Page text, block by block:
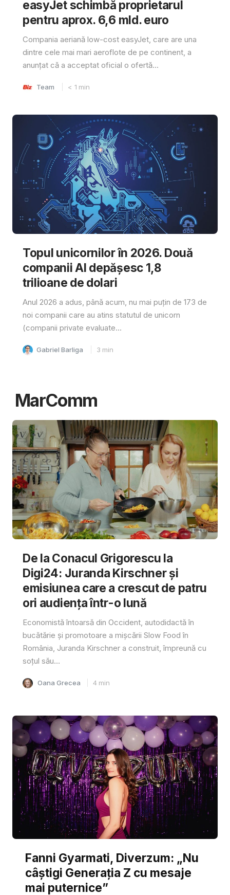
easyJet schimbă proprietarul
pentru aprox. 6,6 mld. euro
Compania aeriană low-cost easyJet, care are una
dintre cele mai mari aeroflote de pe continent, a
anunțat că a acceptat oficial o ofertă...
Team < 1 min
Topul unicornilor în 2026. Două
companii AI depășesc 1,8
trilioane de dolari
Anul 2026 a adus, până acum, nu mai puțin de 173 de
noi companii care au atins statutul de unicorn
(companii private evaluate...
Gabriel Barliga 3 min
MarComm
De la Conacul Grigorescu la
Digi24: Juranda Kirschner și
emisiunea care a crescut de patru
ori audiența într-o lună
Economistă întoarsă din Occident, autodidactă în
bucătărie și promotoare a mișcării Slow Food în
România, Juranda Kirschner a construit, împreună cu
soțul său...
Oana Grecea 4 min
Fanni Gyarmati, Diverzum: „Nu
câștigi Generația Z cu mesaje
mai puternice”